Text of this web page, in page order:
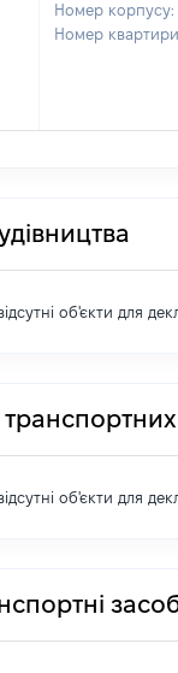
Номер корпусу:
Номер
об'єкти для
об'єкти для